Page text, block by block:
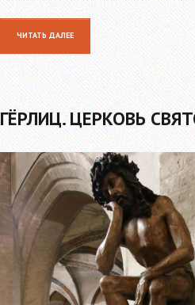
ЧИТАТЬ ДАЛЕЕ
ГЁРЛИЦ. ЦЕРКОВЬ